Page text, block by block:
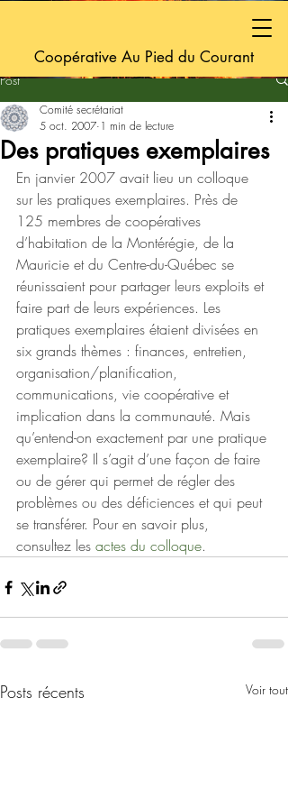
Coopérative Au Pied du Courant
Post
Des pratiques exemplaires
Comité secrétariat
5 oct. 2007 1 min de lecture
En janvier 2007 avait lieu un colloque
sur les pratiques exemplaires. Près de
125 membres de coopératives
d’habitation de la Montérégie, de la
Mauricie et du Centre-du-Québec se
réunissaient pour partager leurs exploits et
faire part de leurs expériences. Les
pratiques exemplaires étaient divisées en
six grands thèmes : finances, entretien,
organisation/planification,
communications, vie coopérative et
implication dans la communauté. Mais
qu’entend-on exactement par une pratique
exemplaire? Il s’agit d’une façon de faire
ou de gérer qui permet de régler des
problèmes ou des déficiences et qui peut
se transférer. Pour en savoir plus,
consultez les actes du colloque.
Posts récents Voir tout